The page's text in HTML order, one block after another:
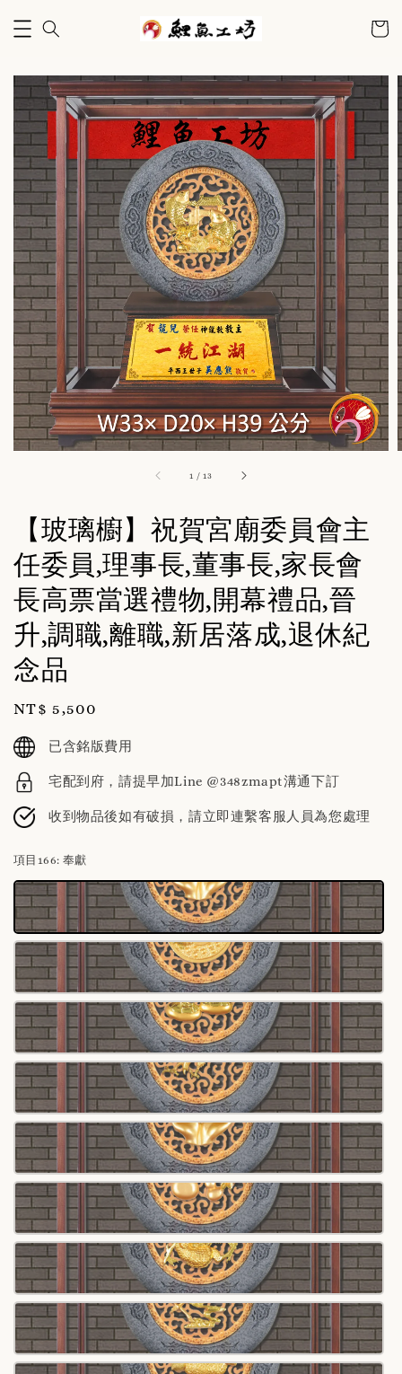
1 /13
【玻璃櫥】祝賀宮廟委員會主
任委員,理事長,董事長,家長會
長高票當選禮物,開幕禮品,晉
升,調職,離職,新居落成,退休紀
念品
Regular
price
NT$ 5,500
已含銘版費用
宅配到府，請提早加Line @348zmapt溝通下訂
收到物品後如有破損，請立即連繫客服人員為您處理
項目166: 奉獻